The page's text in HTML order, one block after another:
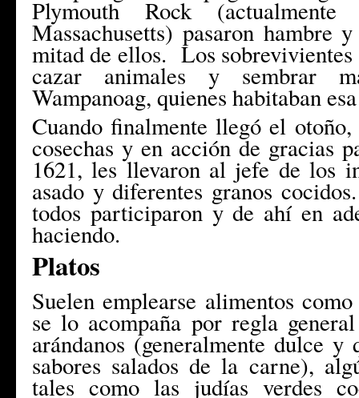
Plymouth Rock
Massachusetts) pasaron
mitad de ellos. Los sobrevivientes
cazar animales y sembrar
Wampanoag, quienes habitaban
Cuando finalmente llegó el
cosechas y en acción de gracias
1621, les llevaron al jefe de los
asado y diferentes granos
todos participaron y de ahí en
haciendo.
Platos
Suelen emplearse alimentos
se lo acompaña por regla
arándanos (generalmente dulce y
sabores salados de la carne),
tales como las judías verdes